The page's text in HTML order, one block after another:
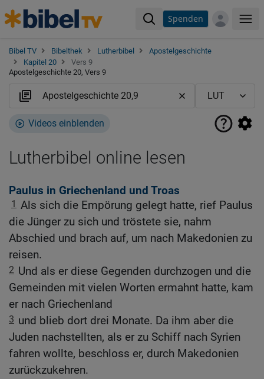
Spenden
Bibel TV Bibelthek Lutherbibel
Apostelgeschichte
Kapitel 20
Vers 9
Apostelgeschichte 20, Vers 9
Videos einblenden
Lutherbibel online lesen
Paulus in Griechenland und Troas
1 Als sich die Empörung gelegt hatte, rief Paulus
die Jünger zu sich und tröstete sie, nahm
Abschied und brach auf, um nach Makedonien zu
reisen.
2 Und als er diese Gegenden durchzogen und die
Gemeinden mit vielen Worten ermahnt hatte, kam
er nach Griechenland
3 und blieb dort drei Monate. Da ihm aber die
Juden nachstellten, als er zu Schiff nach Syrien
fahren wollte, beschloss er, durch Makedonien
zurückzukehren.